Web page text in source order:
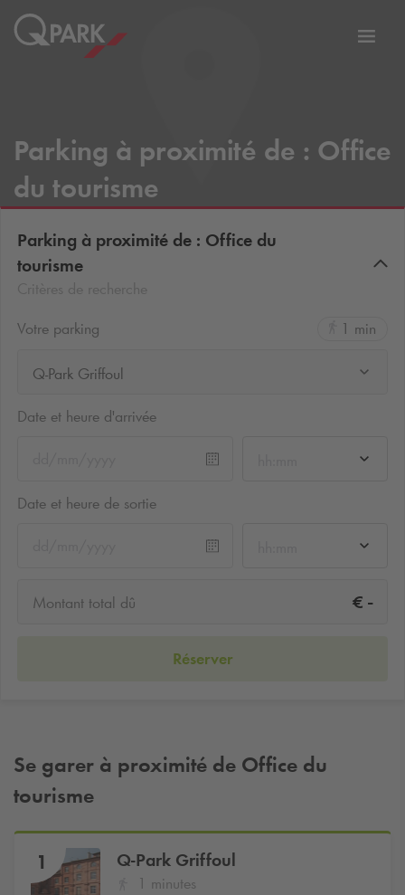
Parking à proximité de : Office
du tourisme
Parking à proximité de : Office du
tourisme
Votre parking
1 min
Q-Park Griffoul
Date et heure d'arrivée
Date et heure de sortie
Montant total dû € -
Réserver
Se garer à proximité de Office du
tourisme
1 Q-Park Griffoul
1 minutes